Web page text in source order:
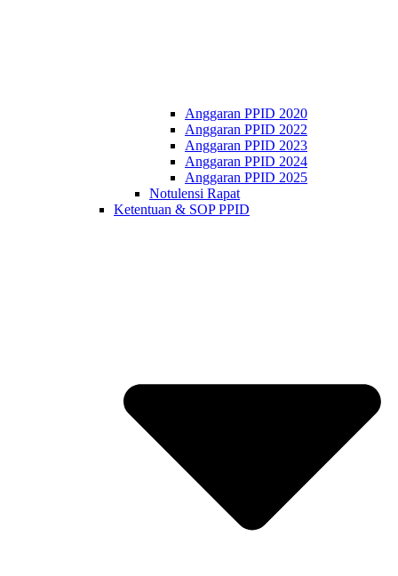
Anggaran PPID 2020
Anggaran PPID 2022
Anggaran PPID 2023
Anggaran PPID 2024
Anggaran PPID 2025
Notulensi Rapat
Ketentuan & SOP PPID